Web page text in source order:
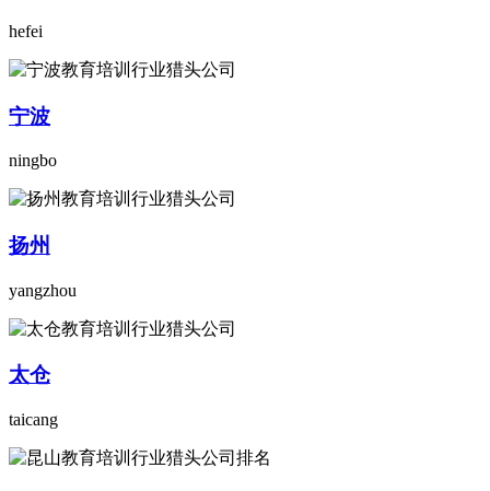
hefei
宁波
ningbo
扬州
yangzhou
太仓
taicang